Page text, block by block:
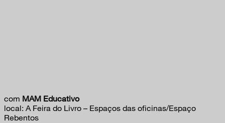
com MAM Educativo
local: A Feira do Livro – Espaços das oficinas/Espaço
Rebentos